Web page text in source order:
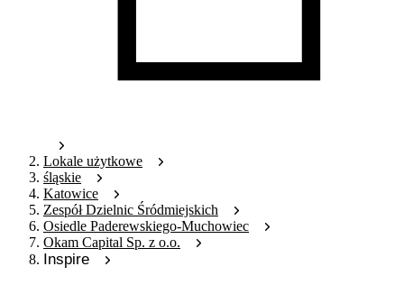
Lokale użytkowe
śląskie
Katowice
Zespół Dzielnic Śródmiejskich
Osiedle Paderewskiego-Muchowiec
Okam Capital Sp. z o.o.
Inspire